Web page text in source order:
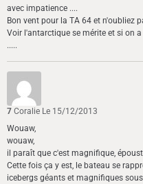
avec impatience ....
Bon vent pour la TA 64 et n'oubliez
Voir l'antarctique se mérite et si on
.....
7 Coralie Le 15/12/2013
Wouaw,
wouaw,
il paraît que c'est magnifique,
Cette fois ça y est, le bateau se
icebergs géants et magnifiques